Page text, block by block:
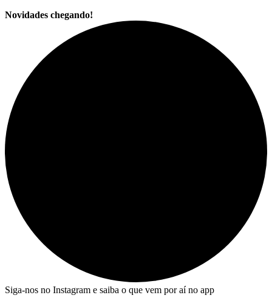
Novidades chegando!
Siga-nos no Instagram e saiba o que vem por aí no app